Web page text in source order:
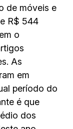
de móveis e
R$ 544
o
As
em
período do
é que
dos